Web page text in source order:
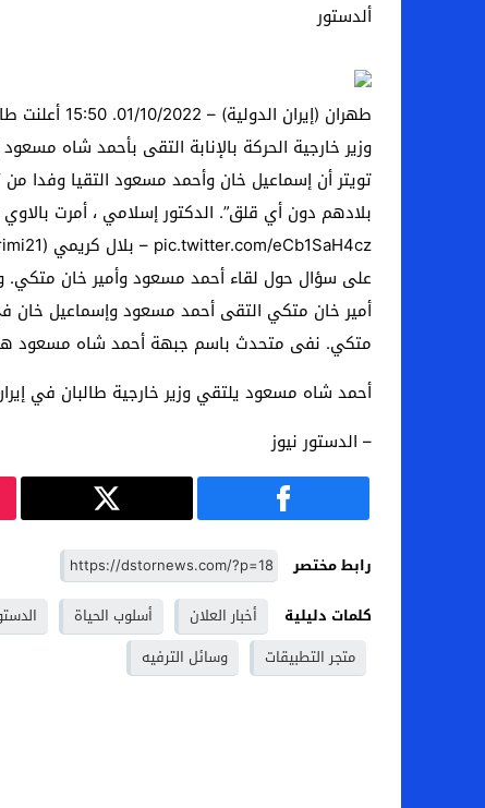
ألدستور
طهران
وزير خارجية الحركة بالإنابة التقى بأحمد شاه
تويتر أن إسماعيل خان وأحمد مسعود التقيا وفدا
بلادهم دون أي قلق”. الدكتور إسلامي ، أمرت
على سؤال حول لقاء أحمد مسعود وأمير خان متكي.
أمير خان متكي التقى أحمد مسعود وإسماعيل خان
متكي. نفى متحدث باسم جبهة أحمد شاه مسعود هذا
أحمد شاه مسعود يلتقي وزير خارجية طالبان في
– الدستور نيوز
رابط مختصر
كلمات دليلية
أخبار العلان أسلوب الحياة
متجر التطبيقات
وسائل الترفيه